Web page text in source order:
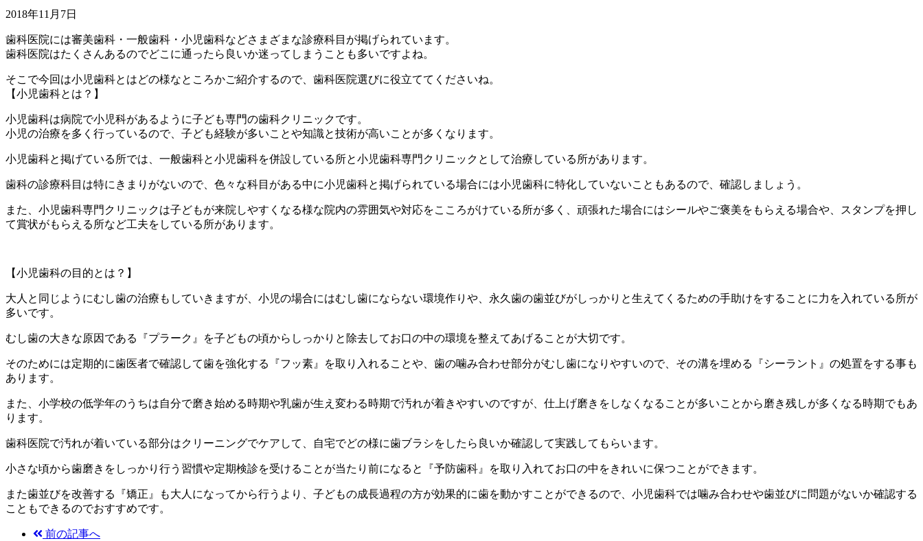
2018年11月7日
歯科医院には審美歯科・一般歯科・小児歯科などさまざまな診療科目が掲げられています。
歯科医院はたくさんあるのでどこに通ったら良いか迷ってしまうことも多いですよね。
そこで今回は小児歯科とはどの様なところかご紹介するので、歯科医院選びに役立ててくださいね。
【小児歯科とは？】
小児歯科は病院で小児科があるように子ども専門の歯科クリニックです。
小児の治療を多く行っているので、子ども経験が多いことや知識と技術が高いことが多くなります。
小児歯科と掲げている所では、一般歯科と小児歯科を併設している所と小児歯科専門クリニックとして治療している所があります。
歯科の診療科目は特にきまりがないので、色々な科目がある中に小児歯科と掲げられている場合には小児歯科に特化していないこともあるので、確認しましょう。
また、小児歯科専門クリニックは子どもが来院しやすくなる様な院内の雰囲気や対応をこころがけている所が多く、頑張れた場合にはシールやご褒美をもらえる場合や、スタンプを押し
て賞状がもらえる所など工夫をしている所があります。
【小児歯科の目的とは？】
大人と同じようにむし歯の治療もしていきますが、小児の場合にはむし歯にならない環境作りや、永久歯の歯並びがしっかりと生えてくるための手助けをすることに力を入れている所が
多いです。
むし歯の大きな原因である『プラーク』を子どもの頃からしっかりと除去してお口の中の環境を整えてあげることが大切です。
そのためには定期的に歯医者で確認して歯を強化する『フッ素』を取り入れることや、歯の噛み合わせ部分がむし歯になりやすいので、その溝を埋める『シーラント』の処置をする事も
あります。
また、小学校の低学年のうちは自分で磨き始める時期や乳歯が生え変わる時期で汚れが着きやすいのですが、仕上げ磨きをしなくなることが多いことから磨き残しが多くなる時期でもあ
ります。
歯科医院で汚れが着いている部分はクリーニングでケアして、自宅でどの様に歯ブラシをしたら良いか確認して実践してもらいます。
小さな頃から歯磨きをしっかり行う習慣や定期検診を受けることが当たり前になると『予防歯科』を取り入れてお口の中をきれいに保つことができます。
また歯並びを改善する『矯正』も大人になってから行うより、子どもの成長過程の方が効果的に歯を動かすことができるので、小児歯科では噛み合わせや歯並びに問題がないか確認する
こともできるのでおすすめです。
前の記事へ